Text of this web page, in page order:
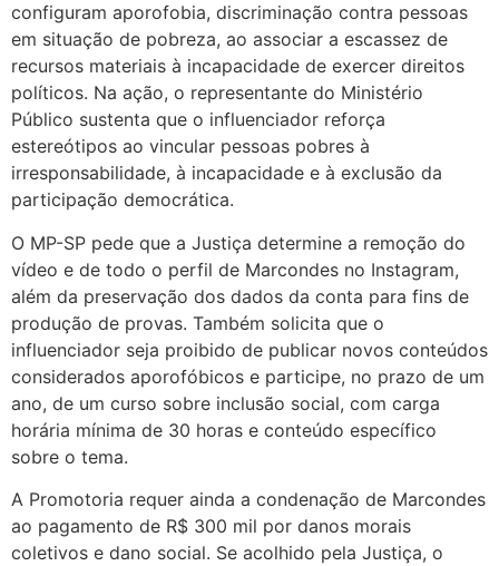
configuram aporofobia, discriminação contra pessoas
em situação de pobreza, ao associar a escassez de
recursos materiais à incapacidade de exercer direitos
políticos. Na ação, o representante do Ministério
Público sustenta que o influenciador reforça
estereótipos ao vincular pessoas pobres à
irresponsabilidade, à incapacidade e à exclusão da
participação democrática.
O MP-SP pede que a Justiça determine a remoção do
vídeo e de todo o perfil de Marcondes no Instagram,
além da preservação dos dados da conta para fins de
produção de provas. Também solicita que o
influenciador seja proibido de publicar novos conteúdos
considerados aporofóbicos e participe, no prazo de um
ano, de um curso sobre inclusão social, com carga
horária mínima de 30 horas e conteúdo específico
sobre o tema.
A Promotoria requer ainda a condenação de Marcondes
ao pagamento de R$ 300 mil por danos morais
coletivos e dano social. Se acolhido pela Justiça, o